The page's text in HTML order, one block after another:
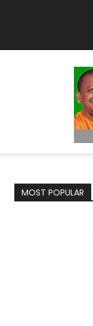
MOST POPULAR